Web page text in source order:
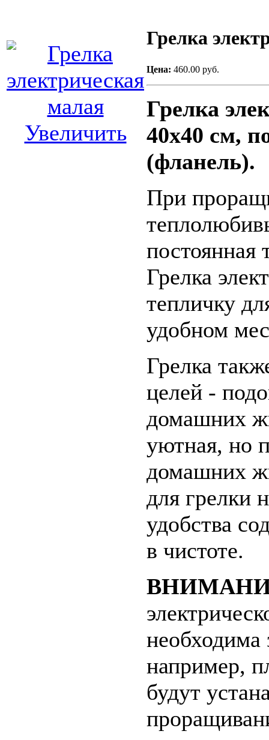
Увеличить
Грелка
Цена: 460.00 руб.
Грелка
40х40 см,
(фланель).
При
постоянная
Грелка
тепличку
удобном
Грелка
целей -
домашних
уютная, но
домашних
для грелки
удобства
в чистоте.
необходима
например,
будут